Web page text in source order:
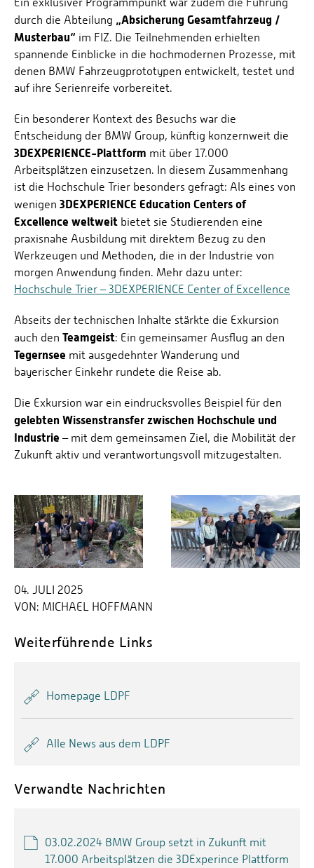
durch die Abteilung „Absicherung Gesamtfahrzeug /
Musterbau“ im FIZ. Die Teilnehmenden erhielten
spannende Einblicke in die hochmodernen Prozesse, mit
denen BMW Fahrzeugprototypen entwickelt, testet und
auf ihre Serienreife vorbereitet.
Ein besonderer Kontext des Besuchs war die
Entscheidung der BMW Group, künftig konzernweit die
3DEXPERIENCE-Plattform mit über 17.000
Arbeitsplätzen einzusetzen. In diesem Zusammenhang
ist die Hochschule Trier besonders gefragt: Als eines von
wenigen 3DEXPERIENCE Education Centers of
Excellence weltweit bietet sie Studierenden eine
praxisnahe Ausbildung mit direktem Bezug zu den
Werkzeugen und Methoden, die in der Industrie von
morgen Anwendung finden. Mehr dazu unter:
Hochschule Trier – 3DEXPERIENCE Center of Excellence
Abseits der technischen Inhalte stärkte die Exkursion
auch den Teamgeist: Ein gemeinsamer Ausflug an den
Tegernsee mit ausgedehnter Wanderung und
bayerischer Einkehr rundete die Reise ab.
Die Exkursion war ein eindrucksvolles Beispiel für den
gelebten Wissenstransfer zwischen Hochschule und
Industrie – mit dem gemeinsamen Ziel, die Mobilität der
Zukunft aktiv und verantwortungsvoll mitzugestalten.
04. JULI 2025
VON: MICHAEL HOFFMANN
Weiterführende Links
Homepage LDPF
Alle News aus dem LDPF
Verwandte Nachrichten
03.02.2024 BMW Group setzt in Zukunft mit
17.000 Arbeitsplätzen die 3DExperince Plattform